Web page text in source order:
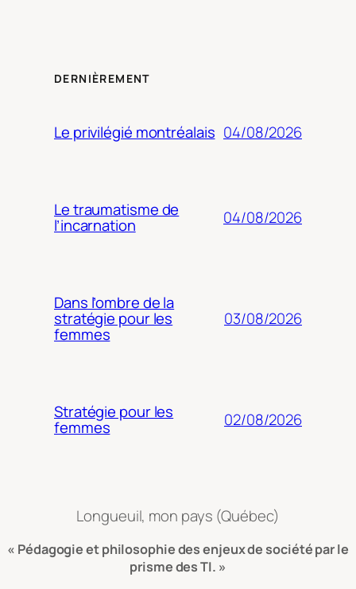
DERNIÈREMENT
Le privilégié montréalais 04/08/2026
Le traumatisme de
l’incarnation 04/08/2026
Dans l’ombre de la
stratégie pour les
femmes
03/08/2026
Stratégie pour les
femmes 02/08/2026
Longueuil, mon pays (Québec)
« Pédagogie et philosophie des enjeux de société par le
prisme des TI. »